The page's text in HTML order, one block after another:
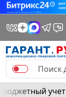
Бюджетный учет